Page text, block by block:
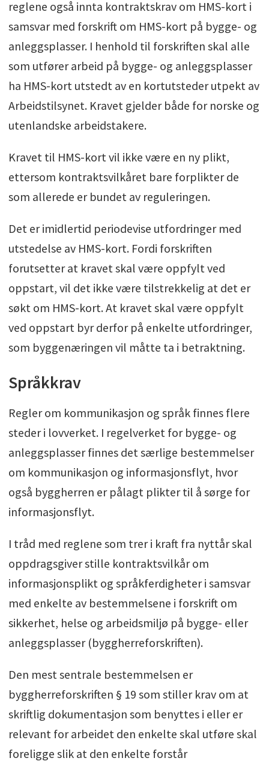
reglene også innta kontraktskrav om HMS-kort i
samsvar med forskrift om HMS-kort på bygge- og
anleggsplasser. I henhold til forskriften skal alle
som utfører arbeid på bygge- og anleggsplasser
ha HMS-kort utstedt av en kortutsteder utpekt av
Arbeidstilsynet. Kravet gjelder både for norske og
utenlandske arbeidstakere.
Kravet til HMS-kort vil ikke være en ny plikt,
ettersom kontraktsvilkåret bare forplikter de
som allerede er bundet av reguleringen.
Det er imidlertid periodevise utfordringer med
utstedelse av HMS-kort. Fordi forskriften
forutsetter at kravet skal være oppfylt ved
oppstart, vil det ikke være tilstrekkelig at det er
søkt om HMS-kort. At kravet skal være oppfylt
ved oppstart byr derfor på enkelte utfordringer,
som byggenæringen vil måtte ta i betraktning.
Språkkrav
Regler om kommunikasjon og språk finnes flere
steder i lovverket. I regelverket for bygge- og
anleggsplasser finnes det særlige bestemmelser
om kommunikasjon og informasjonsflyt, hvor
også byggherren er pålagt plikter til å sørge for
informasjonsflyt.
I tråd med reglene som trer i kraft fra nyttår skal
oppdragsgiver stille kontraktsvilkår om
informasjonsplikt og språkferdigheter i samsvar
med enkelte av bestemmelsene i forskrift om
sikkerhet, helse og arbeidsmiljø på bygge- eller
anleggsplasser (byggherreforskriften).
Den mest sentrale bestemmelsen er
byggherreforskriften § 19 som stiller krav om at
skriftlig dokumentasjon som benyttes i eller er
relevant for arbeidet den enkelte skal utføre skal
foreligge slik at den enkelte forstår